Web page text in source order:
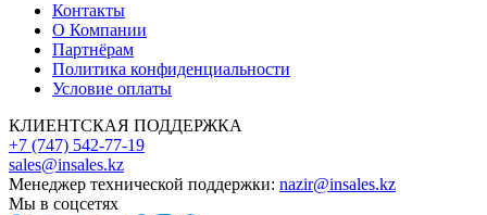
Контакты
О Компании
Партнёрам
Политика конфиденциальности
Условие оплаты
КЛИЕНТСКАЯ ПОДДЕРЖКА
+7 (747) 542-77-19
sales@insales.kz
Менеджер технической поддержки: nazir@insales.kz
Мы в соцсетях